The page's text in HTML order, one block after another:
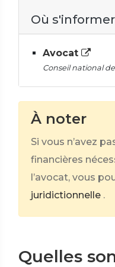
Où
Avocat
Conseil national
À noter
Si vous n’avez
financières
l’avocat, vous
juridictionnelle .
Quelles